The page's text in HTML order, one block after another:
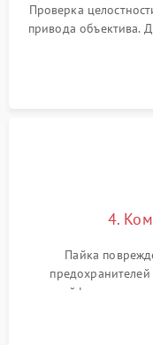
Проверка
привода объектива.
питания и
затвора и
4.
Пайка
шлейфов,
автофокуса.